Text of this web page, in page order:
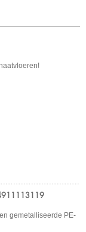
gemetalliseerde PE-